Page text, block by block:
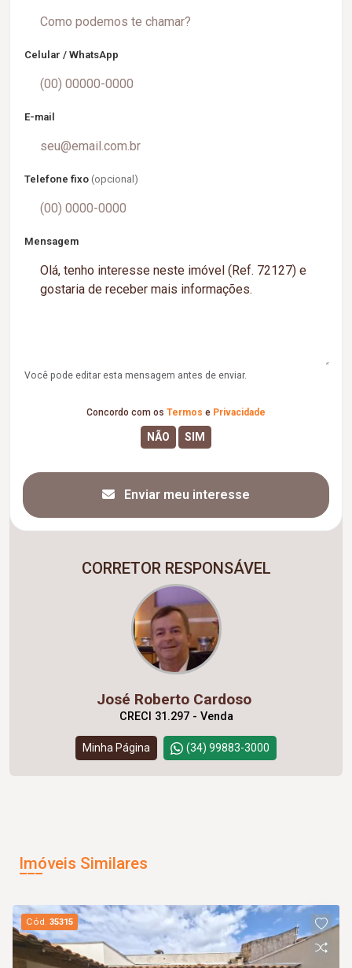
Celular / WhatsApp
E-mail
Telefone fixo (opcional)
Mensagem
Você pode editar esta mensagem antes de enviar.
Concordo com os Termos e Privacidade
Enviar meu interesse
CORRETOR RESPONSÁVEL
José Roberto Cardoso
CRECI 31.297 - Venda
Minha Página (34) 99883-3000
Imóveis Similares
Cód.35315